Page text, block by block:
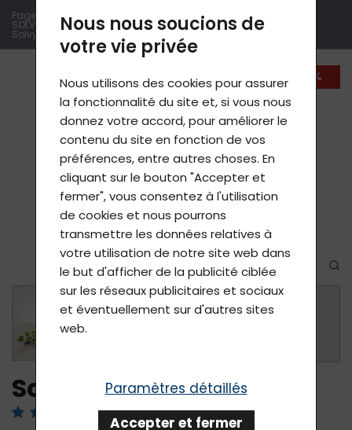
Page d'accueil
Produits Lavylites
SOLVYL - toxines, métaux lourds, agents pathogènes
Solvyl Body 200 ml
-11%
Solvyl Body 200 ml
Examiné par 4 utilisateurs
Nous nous soucions de
votre vie privée
Nous utilisons des cookies pour assurer
la fonctionnalité du site et, si vous nous
donnez votre accord, pour améliorer le
contenu du site en fonction de vos
préférences, entre autres choses. En
cliquant sur le bouton "Accepter et
fermer", vous consentez à l'utilisation
de cookies et nous pourrons
transmettre les données relatives à
votre utilisation de notre site web dans
le but d'afficher de la publicité ciblée
sur les réseaux publicitaires et sociaux
et éventuellement sur d'autres sites
web.
Paramètres détaillés
Accepter et fermer